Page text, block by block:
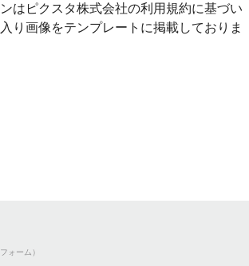
はピクスタ株式会社の利用規約に基づい
り画像をテンプレートに掲載しておりま
ォーム）